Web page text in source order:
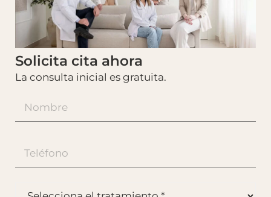
Solicita cita ahora
La consulta inicial es gratuita.